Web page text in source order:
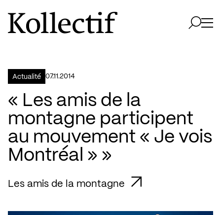
Aller à la page d'accueil
Logo Kollectif
Actualité 07.11.2014
« Les amis de la
montagne participent
au mouvement « Je vois
Montréal » »
Les amis de la montagne